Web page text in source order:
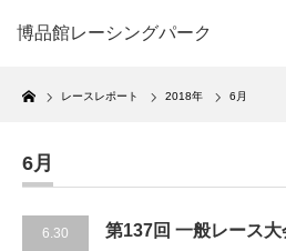
博品館レーシングパーク
Home
レースレポート 2018年 6月
6月
6.30
第137回 一般レース